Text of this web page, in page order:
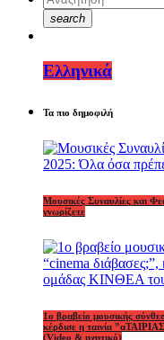
search
Ελληνικά
Τα πιο δημοφιλή
Μουσικές Συναυλίες και
γνωρίζετε
1o βραβείο μουσικής
κέρδισε η ταινία
(Video & ηχητικό)